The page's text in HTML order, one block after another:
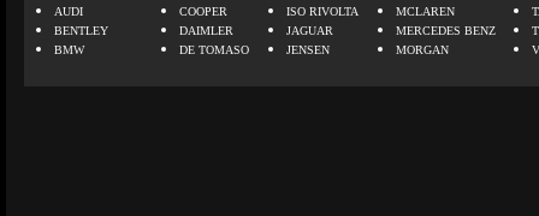
AUDI
BENTLEY
BMW
COOPER
DAIMLER
DE TOMASO
ISO RIVOLTA
JAGUAR
JENSEN
MCLAREN
MERCEDES BENZ
MORGAN